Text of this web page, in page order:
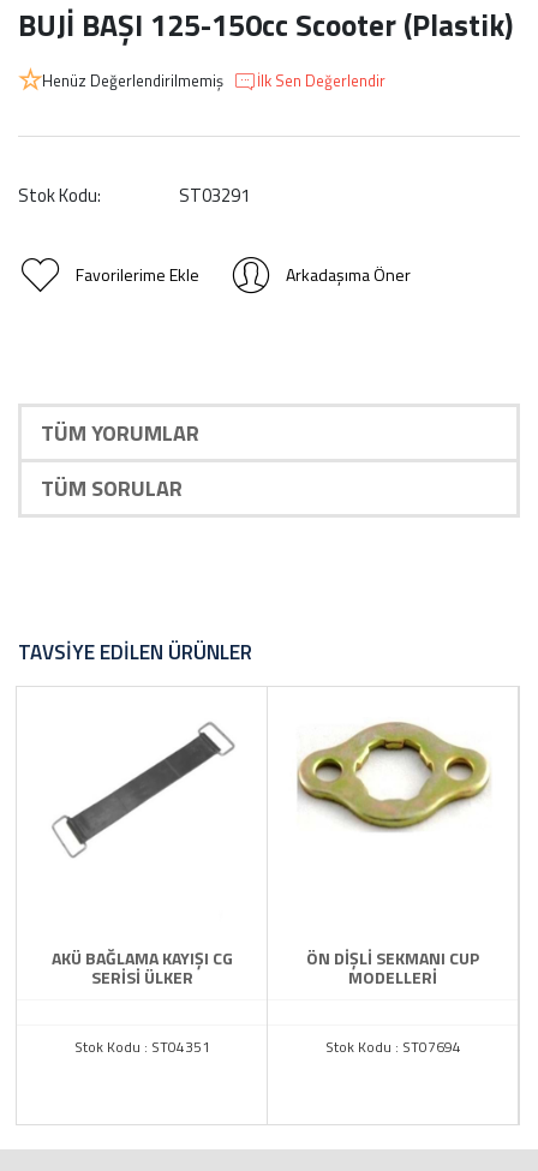
BUJİ BAŞI 125-150cc Scooter (Plastik)
Henüz Değerlendirilmemiş İlk Sen Değerlendir
Stok Kodu: ST03291
Favorilerime Ekle Arkadaşıma Öner
TÜM YORUMLAR
TÜM SORULAR
TAVSIYE EDILEN ÜRÜNLER
AKÜ BAĞLAMA KAYIŞI CG
SERİSİ ÜLKER
Stok Kodu : ST04351
ÖN DİŞLİ SEKMANI CUP
MODELLERİ
Stok Kodu : ST07694